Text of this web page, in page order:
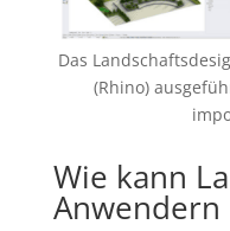
Das
(Rhino)
Wie kann
Anwendern